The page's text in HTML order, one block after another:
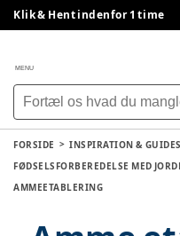
Klik & Hent indenfor 1 time
MENU
FORSIDE INSPIRATION & GUIDES
FØDSELSFORBEREDELSE MED
AMMEETABLERING